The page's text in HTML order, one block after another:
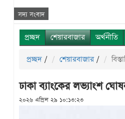
সদ্য সংবাদ
প্রচ্ছদ শেয়ারবাজার অর্থনীতি
প্রচ্ছদ / শেয়ারবাজার /
ঢাকা ব্যাংকের লভ্যাংশ
২০২৬ এপ্রিল ২৯ ১০:১৩:২৩